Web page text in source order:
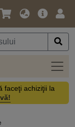
Limbă
Monedă
Meniul
faceţi achiziţii la